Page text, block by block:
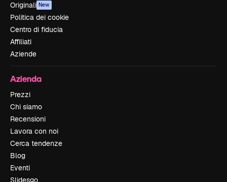
Originali New
Politica dei cookie
Centro di fiducia
Affiliati
Aziende
Azienda
Prezzi
Chi siamo
Recensioni
Lavora con noi
Cerca tendenze
Blog
Eventi
Slidesgo